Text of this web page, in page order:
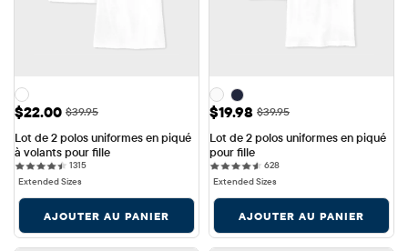
Prix ​​de vente: $22.00
$22.00 Prix ​​d'origine: $39.95
$39.95
Lot de 2 polos uniformes en piqué
à volants pour fille
13151315 reviews
Extended Sizes
AJOUTER AU PANIER
Prix ​​de vente: $19.98
$19.98 Prix ​​d'origine: $39.95
$39.95
Lot de 2 polos uniformes en piqué
pour fille
628628 reviews
Extended Sizes
AJOUTER AU PANIER